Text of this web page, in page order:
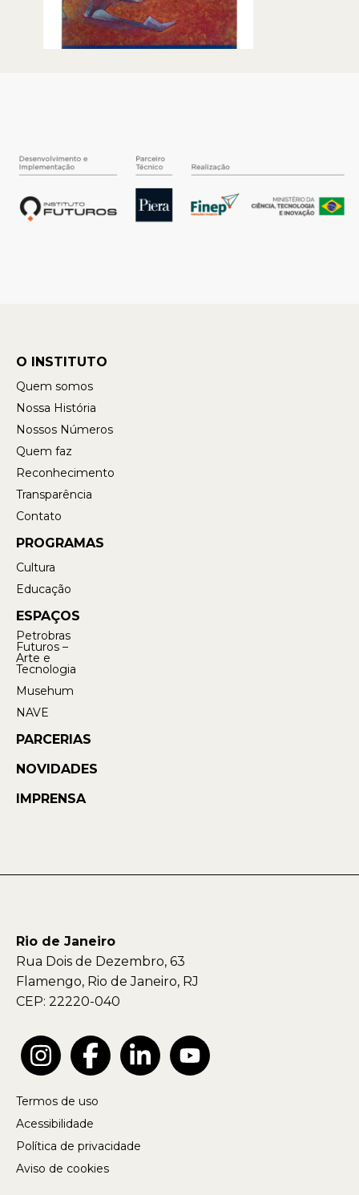
O INSTITUTO
Quem somos
Nossa História
Nossos Números
Quem faz
Reconhecimento
Transparência
Contato
PROGRAMAS
Cultura
Educação
ESPAÇOS
Petrobras
Futuros –
Arte e
Tecnologia
Musehum
NAVE
PARCERIAS
NOVIDADES
IMPRENSA
Rio de Janeiro
Rua Dois de Dezembro, 63
Flamengo, Rio de Janeiro, RJ
CEP: 22220-040
Termos de uso
Acessibilidade
Política de privacidade
Aviso de cookies